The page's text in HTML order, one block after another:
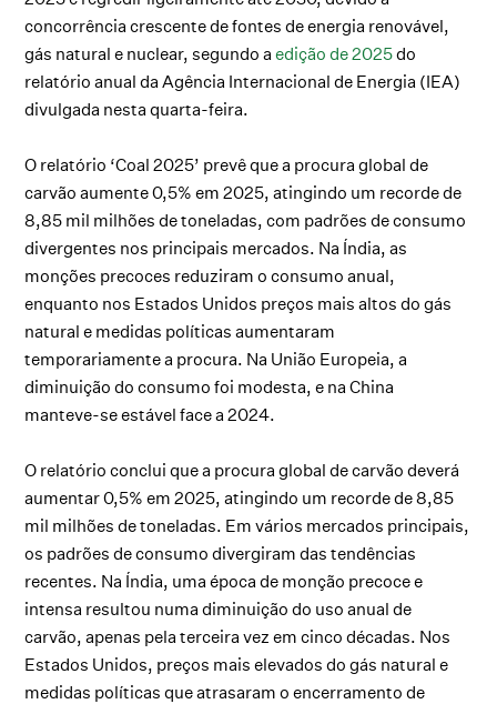
concorrência crescente de fontes de energia renovável,
gás natural e nuclear, segundo aedição de 2025do
relatório anual da Agência Internacional de Energia (IEA)
divulgada nesta quarta-feira.
O relatório ‘Coal 2025’ prevê que a procura global de
carvão aumente 0,5% em 2025, atingindo um recorde de
8,85 mil milhões de toneladas, com padrões de consumo
divergentes nos principais mercados. Na Índia, as
monções precoces reduziram o consumo anual,
enquanto nos Estados Unidos preços mais altos do gás
natural e medidas políticas aumentaram
temporariamente a procura. Na União Europeia, a
diminuição do consumo foi modesta, e na China
manteve-se estável face a 2024.
O relatório conclui que a procura global de carvão deverá
aumentar 0,5% em 2025, atingindo um recorde de 8,85
mil milhões de toneladas. Em vários mercados principais,
os padrões de consumo divergiram das tendências
recentes. Na Índia, uma época de monção precoce e
intensa resultou numa diminuição do uso anual de
carvão, apenas pela terceira vez em cinco décadas. Nos
Estados Unidos, preços mais elevados do gás natural e
medidas políticas que atrasaram o encerramento de